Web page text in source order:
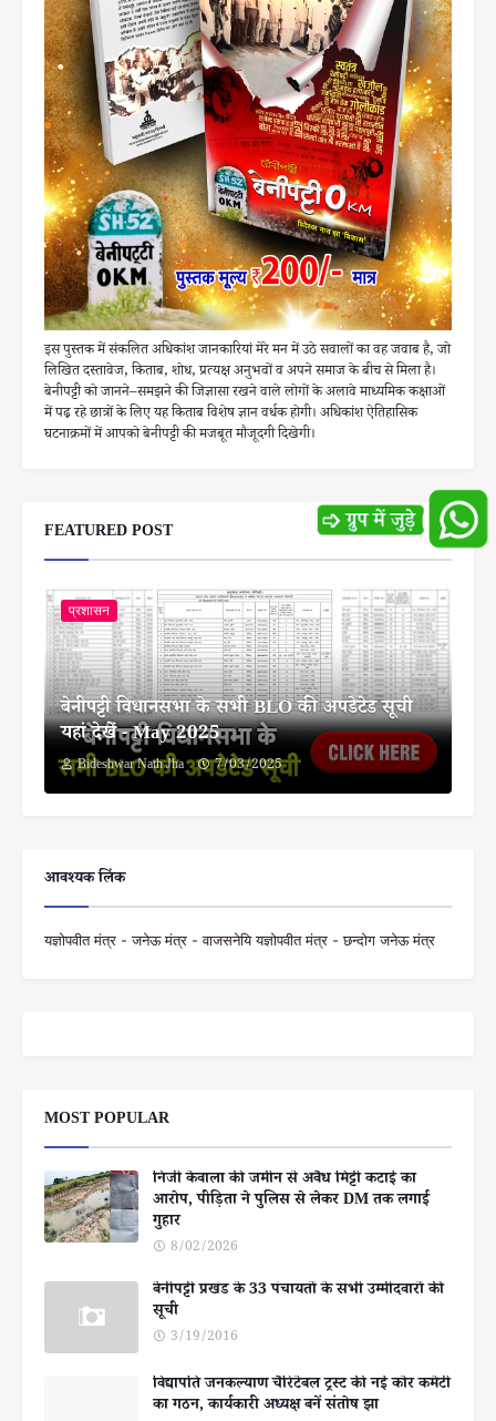
इस पुस्तक में संकलित अधिकांश जानकारियां मेरे मन में उठे सवालों का वह जवाब है, जो
लिखित दस्तावेज, किताब, शोध, प्रत्यक्ष अनुभवों व अपने समाज के बीच से मिला है।
बेनीपट्टी को जानने–समझने की जिज्ञासा रखने वाले लोगों के अलावे माध्यमिक कक्षाओं
में पढ़ रहे छात्रों के लिए यह किताब विशेष ज्ञान वर्धक होगी। अधिकांश ऐतिहासिक
घटनाक्रमों में आपको बेनीपट्टी की मजबूत मौजूदगी दिखेगी।
FEATURED POST
प्रशासन
बेनीपट्टी विधानसभा के सभी BLO की अपडेटेड सूची
यहां देखें - May 2025
Bideshwar Nath Jha 7/03/2025
आवश्यक लिंक
यज्ञोपवीत मंत्र - जनेऊ मंत्र - वाजसनेयि यज्ञोपवीत मंत्र - छन्दोग जनेऊ मंत्र
MOST POPULAR
निजी केवाला की जमीन से अवैध मिट्टी कटाई का
आरोप, पीड़िता ने पुलिस से लेकर DM तक लगाई
गुहार
8/02/2026
बेनीपट्टी प्रखंड के 33 पंचायतों के सभी उम्मीदवारों की
सूची
3/19/2016
विद्यापति जनकल्याण चैरिटेबल ट्रस्ट की नई कोर कमेटी
का गठन, कार्यकारी अध्यक्ष बनें संतोष झा